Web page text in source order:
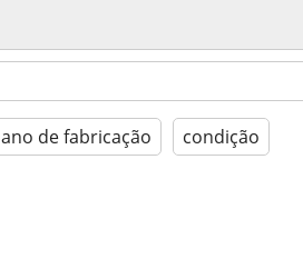
ano de fabricação condição